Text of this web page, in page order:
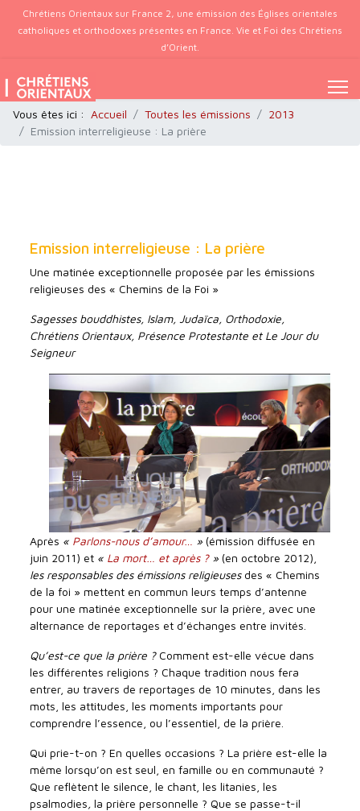
Chrétiens Orientaux sur France 2, une émission des Églises orientales
catholiques et orthodoxes présentes en France. Vie et Foi des Chrétiens
d’Orient.
Vous êtes ici : Accueil Toutes les émissions
2013
Emission interreligieuse : La prière
Emission interreligieuse : La prière
Une matinée exceptionnelle proposée par les émissions
religieuses des « Chemins de la Foi »
Sagesses bouddhistes, Islam, Judaïca, Orthodoxie,
Chrétiens Orientaux, Présence Protestante et Le Jour du
Seigneur
Après « Parlons-nous d’amour… » (émission diffusée en
juin 2011) et « La mort… et après ?» (en octobre 2012),
les responsables des émissions religieusesdes « Chemins
de la foi » mettent en commun leurs temps d’antenne
pour une matinée exceptionnelle sur la prière, avec une
alternance de reportages et d’échanges entre invités.
Qu’est-ce que la prière ?Comment est-elle vécue dans
les différentes religions ? Chaque tradition nous fera
entrer, au travers de reportages de 10 minutes, dans les
mots, les attitudes, les moments importants pour
comprendre l’essence, ou l’essentiel, de la prière.
Qui prie-t-on ? En quelles occasions ? La prière est-elle la
même lorsqu’on est seul, en famille ou en communauté ?
Que reflètent le silence, le chant, les litanies, les
psalmodies, la prière personnelle ? Que se passe-t-il